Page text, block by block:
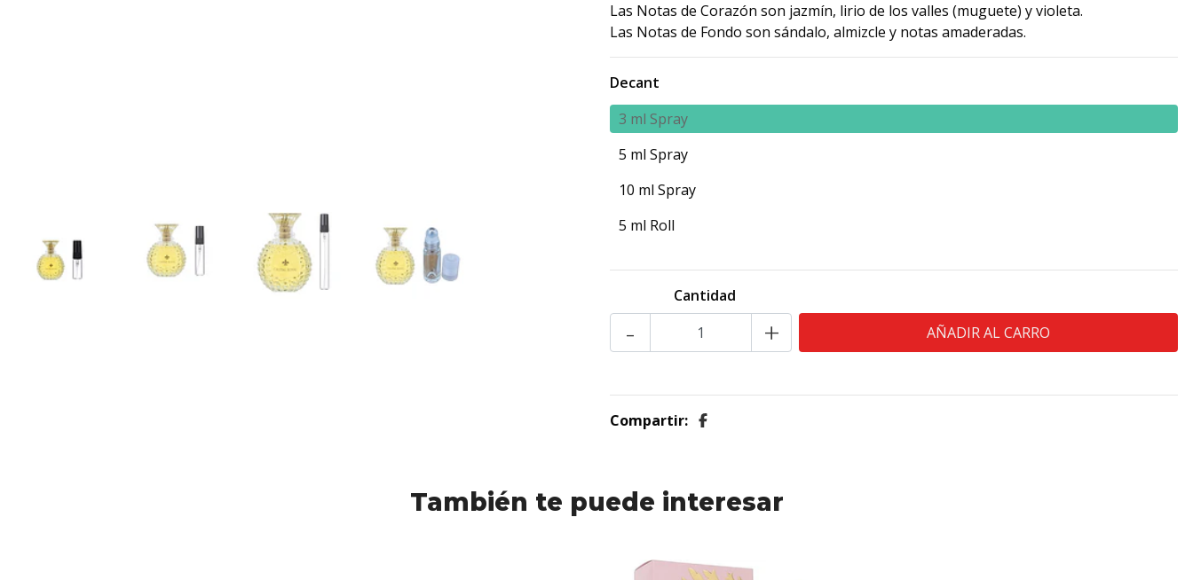
Las Notas de Corazón son jazmín, lirio de los valles (muguete) y violeta.
Las Notas de Fondo son sándalo, almizcle y notas amaderadas.
Decant
3 ml Spray
5 ml Spray
10 ml Spray
5 ml Roll
Cantidad
- +
Compartir:
También te puede interesar